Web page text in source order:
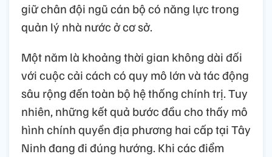
giữ chân đội ngũ cán bộ có năng lực trong
quản lý nhà nước ở cơ sở.
Một năm là khoảng thời gian không dài đối
với cuộc cải cách có quy mô lớn và tác động
sâu rộng đến toàn bộ hệ thống chính trị. Tuy
nhiên, những kết quả bước đầu cho thấy mô
hình chính quyền địa phương hai cấp tại Tây
Ninh đang đi đúng hướng. Khi các điểm